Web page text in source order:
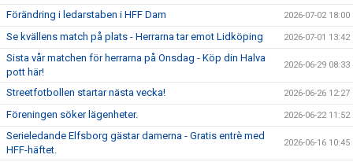
Förändring i ledarstaben i HFF Dam 2026-07-02 18:00
Se kvällens match på plats - Herrarna tar emot Lidköping 2026-07-01 13:42
Sista vår matchen för herrarna på Onsdag - Köp din Halva
pott här!
2026-06-29 08:33
Streetfotbollen startar nästa vecka! 2026-06-26 12:27
Föreningen söker lägenheter. 2026-06-22 11:52
Serieledande Elfsborg gästar damerna - Gratis entrè med
HFF-häftet.
2026-06-16 10:45